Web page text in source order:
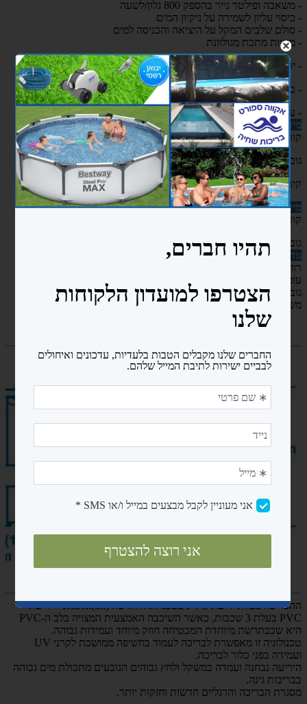
- משאבה ופילטר נייר בהספק 800 גלון/לשעה
- כיסוי עליון לשמירה על ניקיון המים
- סולם שלבים המקל על היציאה והכניסה למים
- מוטות מתכת מגולוונת
- יריעת PVC ופוליאסטר בעלת עמידות גבוהה
- ברז ריקון מים
- ערכה לתיקון חורים
מידות הבריכה נטו:
קוטר: 4.27 מטר
גובה: 1.22 מטר
קיבולת מים (נפח): 15,232 ליטר (15 קוב)
מידות הבריכה:
קוטר: 4.27 מטר
גובה: 1.22 מטר
גודל קרטון אריזה:
רוחב: 54 ס"מ
עומק: 39 ס"מ
גובה: 124 ס"מ
משקל: 60.1 ק"ג
ההבריכה בעלת יריעת PVC בטכנולוגיה חדשה
(Tritech(tm –יריעת
PVC בעלת 3 שכבות, כאשר השיכבה האמצעית המצויה בלב ה-PVC
היא שכבתרשת מיוחדת המבטיחה חוזק מיוחד ועמידות גבוהה.
טכנולוגיה זו מאפשרת לבריכה לעמוד בחשיפה ממושכת לקרני UV
ועמידה בפני כלור לבריכה.
היריעה נבחנה ועמדה במשקל ולחץ גבוהים הנובעים מתכולת מים גבוהה
בבריכות גינה.
מסגרת הבריכה והרגליים חדשות וחזקות יותר.